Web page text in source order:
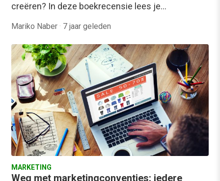
creëren? In deze boekrecensie lees je…
Mariko Naber · 7 jaar geleden
MARKETING
Weg met marketingconventies: iedere